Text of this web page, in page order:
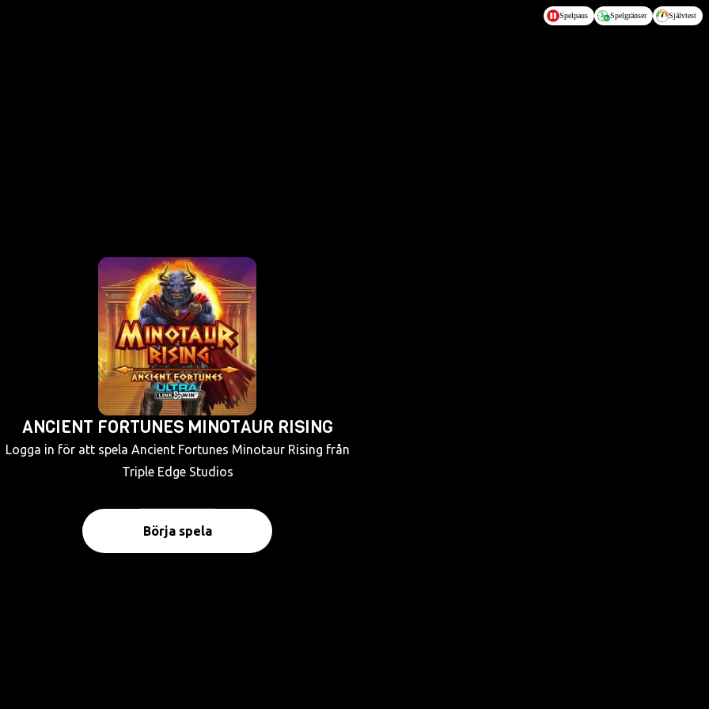
Spelpaus Spelgränser Självtest
ANCIENT FORTUNES MINOTAUR RISING
Logga in för att spela Ancient Fortunes Minotaur Rising från
Triple Edge Studios
Börja spela